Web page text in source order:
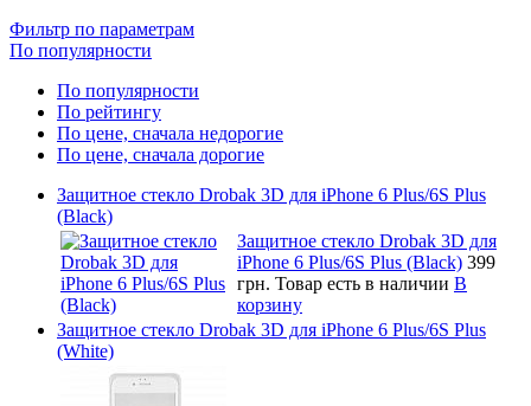
Фильтр по параметрам
По популярности
По популярности
По рейтингу
По цене, сначала недорогие
По цене, сначала дорогие
Защитное стекло Drobak 3D для iPhone 6 Plus/6S Plus
(Black)
Защитное стекло Drobak 3D для
iPhone 6 Plus/6S Plus (Black) 399
грн. Товар есть в наличии В
корзину
Защитное стекло Drobak 3D для iPhone 6 Plus/6S Plus
(White)